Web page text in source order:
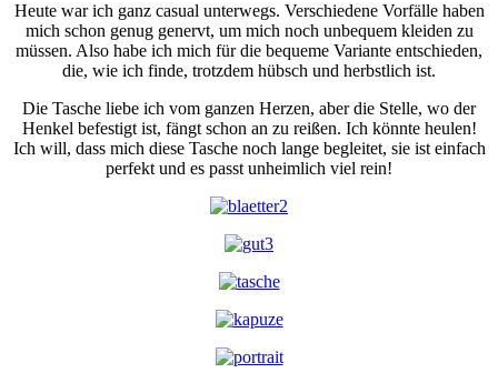
Heute war ich ganz casual unterwegs. Verschiedene Vorfälle haben
mich schon genug genervt, um mich noch unbequem kleiden zu
müssen. Also habe ich mich für die bequeme Variante entschieden,
die, wie ich finde, trotzdem hübsch und herbstlich ist.
Die Tasche liebe ich vom ganzen Herzen, aber die Stelle, wo der
Henkel befestigt ist, fängt schon an zu reißen. Ich könnte heulen!
Ich will, dass mich diese Tasche noch lange begleitet, sie ist einfach
perfekt und es passt unheimlich viel rein!